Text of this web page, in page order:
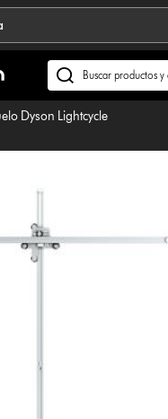
Buscar
en
dyson.es
Dyson Lightcycle